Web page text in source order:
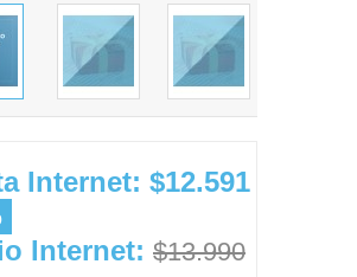
Internet: $12.591
Internet: $13.990